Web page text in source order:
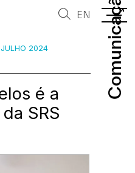
Comunicação
Comunicação
EN
2024
é a
SRS